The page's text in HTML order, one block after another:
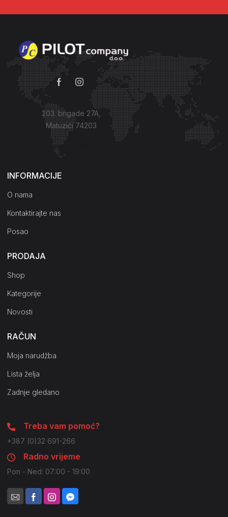
203. brigade 27A,
Matuzići 74203
Kako do nas?
INFORMACIJE
O nama
Kontaktirajte nas
Posao
PRODAJA
Shop
Kategorije
Novosti
RAČUN
Moja narudžba
Lista želja
Zadnje gledano
Treba vam pomoć?
+387 (0)32 691-266
Radno vrijeme
Pon - Ned: 07:00 - 19:00